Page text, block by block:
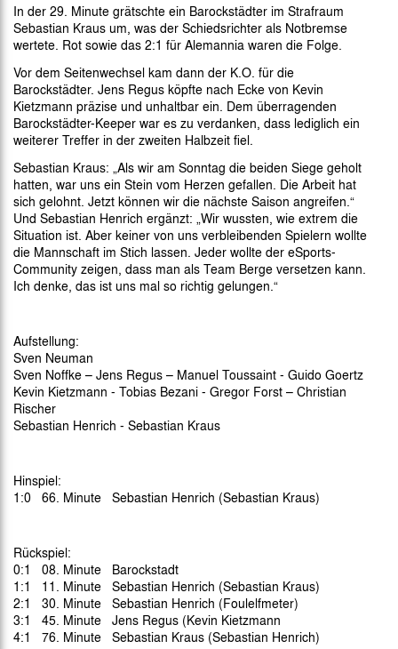
In der 29. Minute grätschte ein Barockstädter im Strafraum
Sebastian Kraus um, was der Schiedsrichter als Notbremse
wertete. Rot sowie das 2:1 für Alemannia waren die Folge.
Vor dem Seitenwechsel kam dann der K.O. für die
Barockstädter. Jens Regus köpfte nach Ecke von Kevin
Kietzmann präzise und unhaltbar ein. Dem überragenden
Barockstädter-Keeper war es zu verdanken, dass lediglich ein
weiterer Treffer in der zweiten Halbzeit fiel.
Sebastian Kraus: „Als wir am Sonntag die beiden Siege geholt
hatten, war uns ein Stein vom Herzen gefallen. Die Arbeit hat
sich gelohnt. Jetzt können wir die nächste Saison angreifen.“
Und Sebastian Henrich ergänzt: „Wir wussten, wie extrem die
Situation ist. Aber keiner von uns verbleibenden Spielern wollte
die Mannschaft im Stich lassen. Jeder wollte der eSports-
Community zeigen, dass man als Team Berge versetzen kann.
Ich denke, das ist uns mal so richtig gelungen.“
Aufstellung:
Sven Neuman
Sven Noffke – Jens Regus – Manuel Toussaint - Guido Goertz
Kevin Kietzmann - Tobias Bezani - Gregor Forst – Christian
Rischer
Sebastian Henrich - Sebastian Kraus
Hinspiel:
1:0 66. Minute Sebastian Henrich (Sebastian Kraus)
Rückspiel:
0:1 08. Minute Barockstadt
1:1 11. Minute Sebastian Henrich (Sebastian Kraus)
2:1 30. Minute Sebastian Henrich (Foulelfmeter)
3:1 45. Minute Jens Regus (Kevin Kietzmann
4:1 76. Minute Sebastian Kraus (Sebastian Henrich)